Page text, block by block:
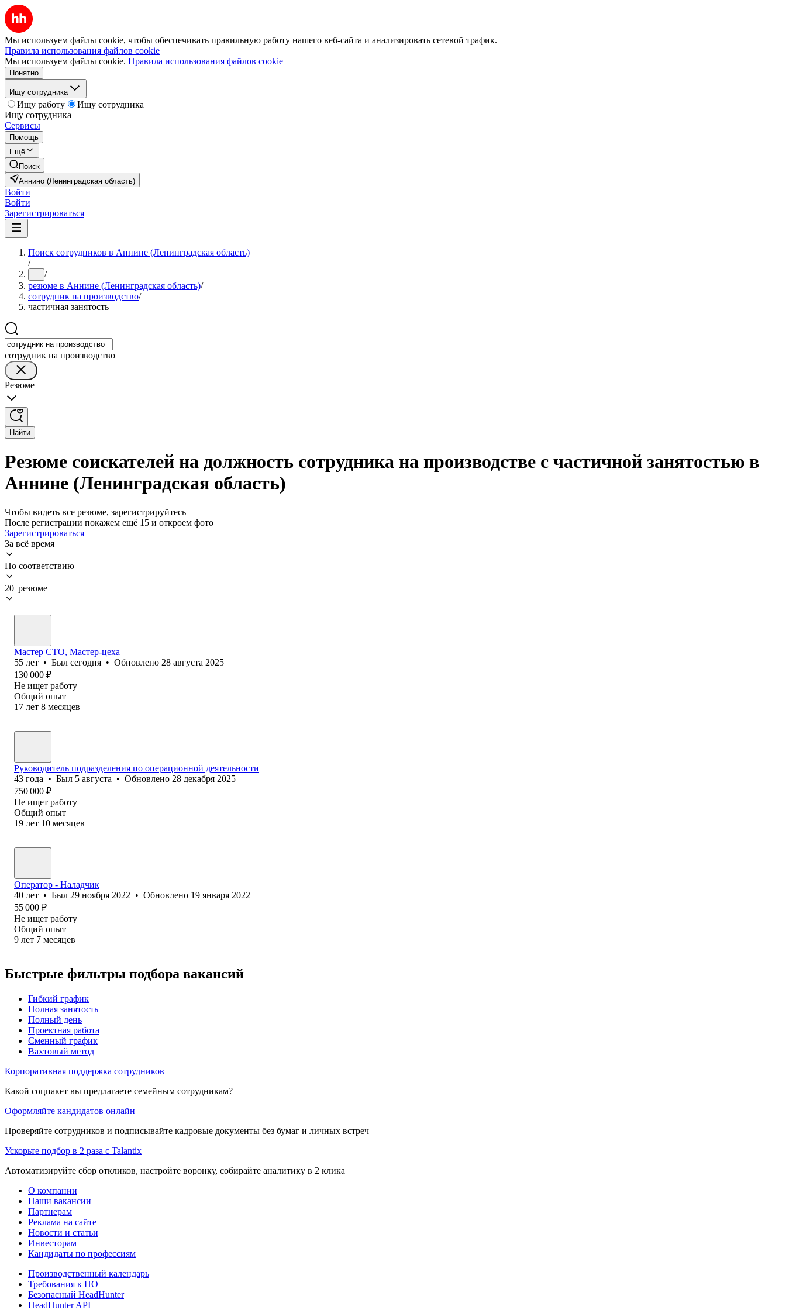
Мы используем файлы cookie, чтобы обеспечивать правильную работу нашего веб-сайта и анализировать сетевой трафик.
Правила использования файлов cookie
Мы используем файлы cookie. Правила использования файлов cookie
Понятно
Ищу сотрудника
Ищу работу
Ищу сотрудника
Ищу сотрудника
Сервисы
Помощь
Ещё
Поиск
Аннино (Ленинградская область)
Войти
Войти
Зарегистрироваться
Поиск сотрудников в Аннине (Ленинградская область)
/
... /
резюме в Аннине (Ленинградская область)/
сотрудник на производство/
частичная занятость
сотрудник на производство
Резюме
Найти
Резюме соискателей на должность сотрудника на производстве с частичной занятостью в
Аннине (Ленинградская область)
Чтобы видеть все резюме, зарегистрируйтесь
После регистрации покажем ещё 15 и откроем фото
Зарегистрироваться
За всё время
По соответствию
20 резюме
Мастер СТО, Мастер-цеха
55 лет • Был сегодня • Обновлено 28 августа 2025
130 000 ₽
Не ищет работу
Общий опыт
17 лет 8 месяцев
Руководитель подразделения по операционной деятельности
43 года • Был 5 августа • Обновлено 28 декабря 2025
750 000 ₽
Не ищет работу
Общий опыт
19 лет 10 месяцев
Оператор - Наладчик
40 лет • Был 29 ноября 2022 • Обновлено 19 января 2022
55 000 ₽
Не ищет работу
Общий опыт
9 лет 7 месяцев
Быстрые фильтры подбора вакансий
Гибкий график
Полная занятость
Полный день
Проектная работа
Сменный график
Вахтовый метод
Корпоративная поддержка сотрудников
Какой соцпакет вы предлагаете семейным сотрудникам?
Оформляйте кандидатов онлайн
Проверяйте сотрудников и подписывайте кадровые документы без бумаг и личных встреч
Ускорьте подбор в 2 раза с Talantix
Автоматизируйте сбор откликов, настройте воронку, собирайте аналитику в 2 клика
О компании
Наши вакансии
Партнерам
Реклама на сайте
Новости и статьи
Инвесторам
Кандидаты по профессиям
Производственный календарь
Требования к ПО
Безопасный HeadHunter
HeadHunter API